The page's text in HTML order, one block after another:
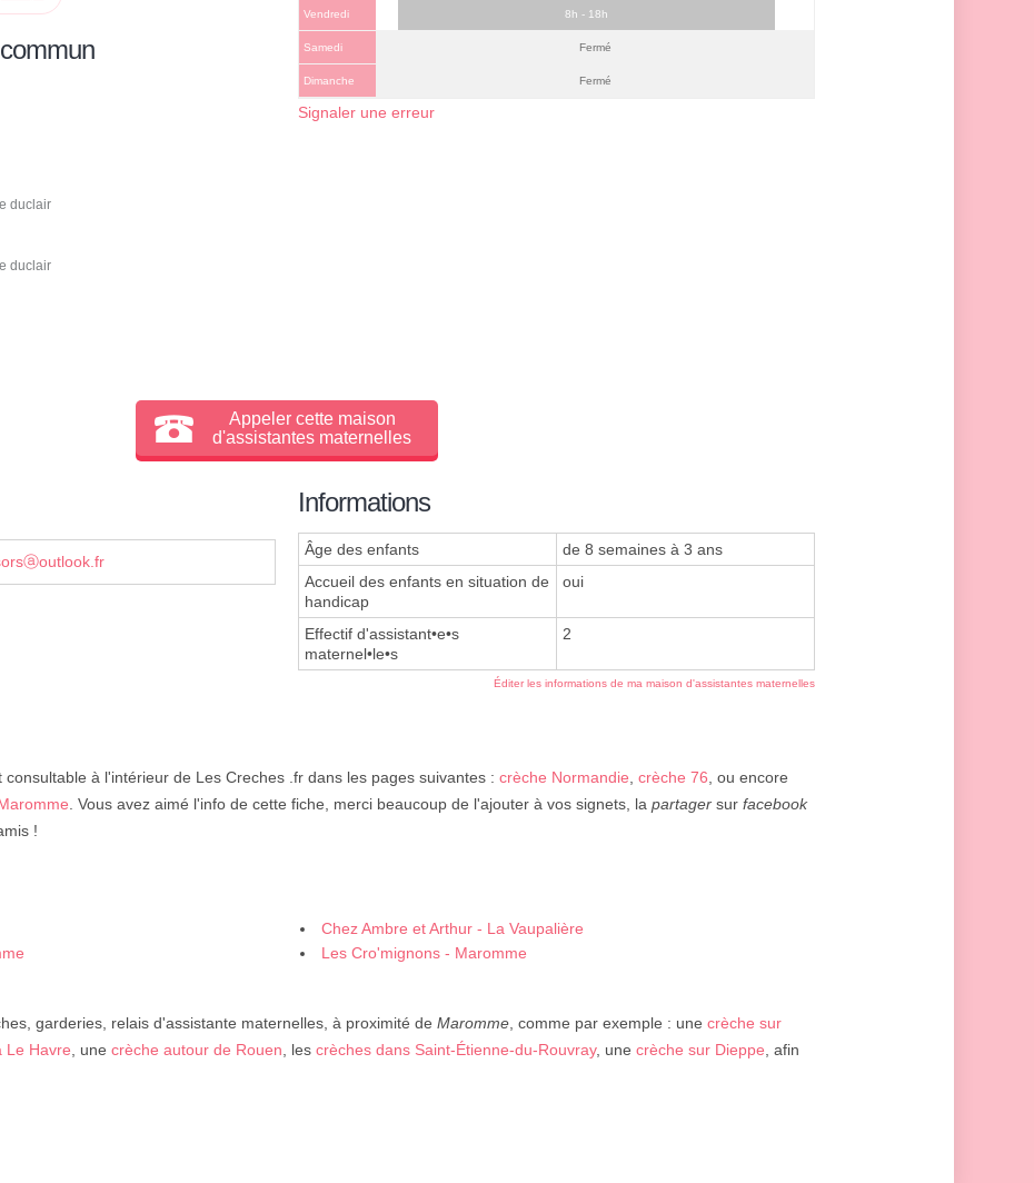
duclair
duclair
Vendredi 8h - 18h
Samedi Fermé
Dimanche Fermé
Signaler une erreur
Appeler cette maison
d'assistantes maternelles
Informations
Âge des enfants
de 8 semaines à 3 ans
Accueil des enfants en situation de
handicap
oui
Effectif d'assistant•e•s
maternel•le•s
2
Éditer les informations de ma maison d'assistantes maternelles
consultable à l'intérieur de Les Creches .fr dans les pages suivantes : crèche Normandie, crèche 76, ou encore
. Vous avez aimé l'info de cette fiche, merci beaucoup de l'ajouter à vos signets, la partager sur facebook
!
Chez Ambre et Arthur - La Vaupalière
Les Cro'mignons - Maromme
garderies, relais d'assistante maternelles, à proximité de Maromme, comme par exemple : une crèche sur
Le Havre, une crèche autour de Rouen, les crèches dans Saint-Étienne-du-Rouvray, une crèche sur Dieppe, afin